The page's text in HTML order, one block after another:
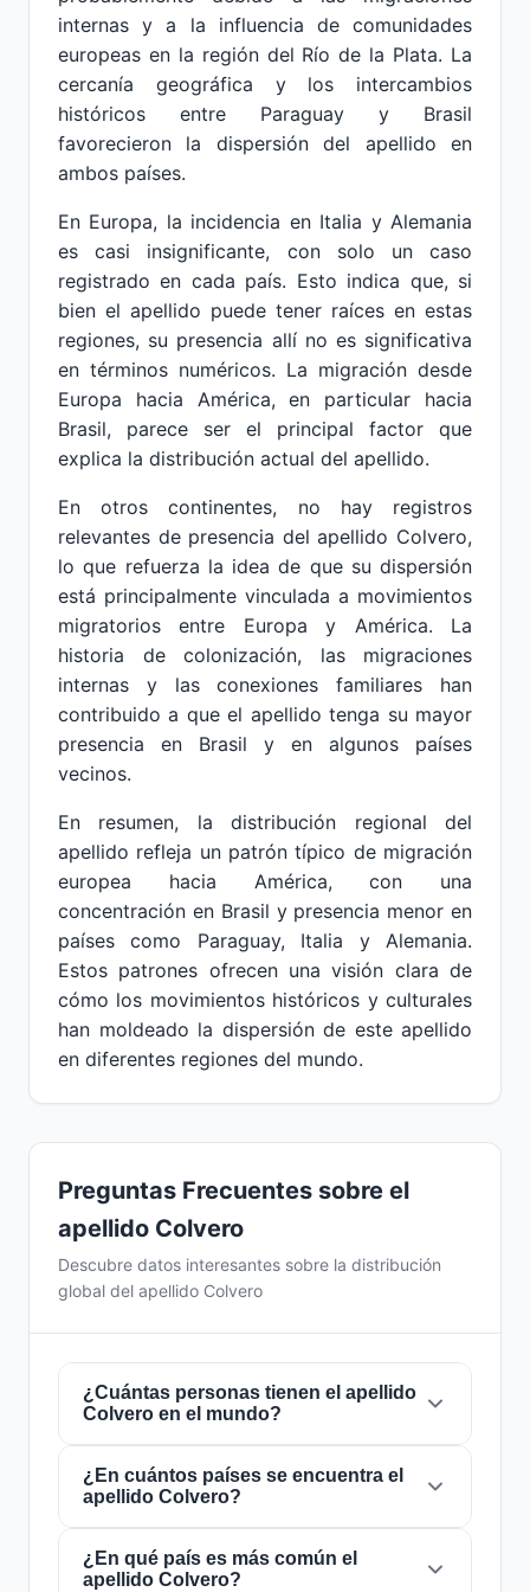
internas y a la influencia de comunidades
europeas en la región del Río de la Plata. La
cercanía geográfica y los intercambios
históricos entre Paraguay y Brasil
favorecieron la dispersión del apellido en
ambos países.
En Europa, la incidencia en Italia y Alemania
es casi insignificante, con solo un caso
registrado en cada país. Esto indica que, si
bien el apellido puede tener raíces en estas
regiones, su presencia allí no es significativa
en términos numéricos. La migración desde
Europa hacia América, en particular hacia
Brasil, parece ser el principal factor que
explica la distribución actual del apellido.
En otros continentes, no hay registros
relevantes de presencia del apellido Colvero,
lo que refuerza la idea de que su dispersión
está principalmente vinculada a movimientos
migratorios entre Europa y América. La
historia de colonización, las migraciones
internas y las conexiones familiares han
contribuido a que el apellido tenga su mayor
presencia en Brasil y en algunos países
vecinos.
En resumen, la distribución regional del
apellido refleja un patrón típico de migración
europea hacia América, con una
concentración en Brasil y presencia menor en
países como Paraguay, Italia y Alemania.
Estos patrones ofrecen una visión clara de
cómo los movimientos históricos y culturales
han moldeado la dispersión de este apellido
en diferentes regiones del mundo.
Preguntas Frecuentes sobre el
apellido Colvero
Descubre datos interesantes sobre la distribución
global del apellido Colvero
¿Cuántas personas tienen el apellido
Colvero en el mundo?
Actualmente hay aproximadamente547
personascon el apellido
mundo. Esto significa que aproximadamente 1
de cada14,625,229 personasen el mundo
lleva este apellido. Se encuentra presente en
¿En cuántos países se encuentra el
apellido Colvero?
El apellidoColvero está presente en
de todo el mundo. Esto lo clasifica como un
¿En qué país es más común el
apellido Colvero?